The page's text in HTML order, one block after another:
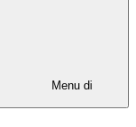
Menu di